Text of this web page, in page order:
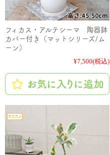
フィカス・アルテシーマ 陶器鉢
カバー付き（マットシリーズ/ム
ーン）
¥7,500(税込)